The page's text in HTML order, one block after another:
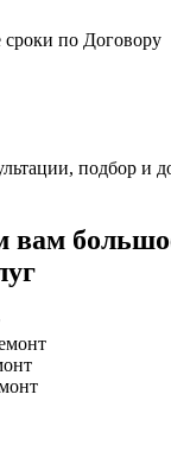
по Договору
подбор и
вам